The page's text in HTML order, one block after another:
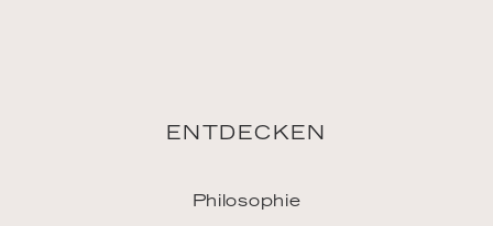
ENTDECKEN
Philosophie